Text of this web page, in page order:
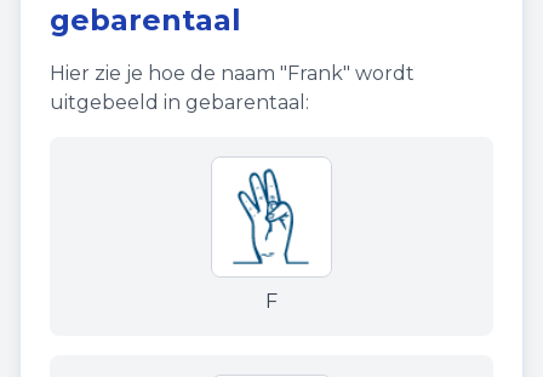
gebarentaal
Hier zie je hoe de naam "Frank" wordt
uitgebeeld in gebarentaal:
F